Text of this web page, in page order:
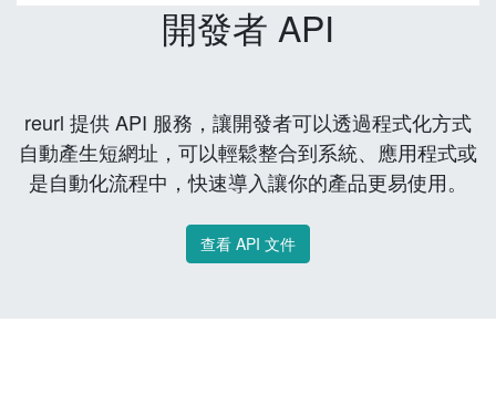
開發者 API
reurl 提供 API 服務，讓開發者可以透過程式化方式
自動產生短網址，可以輕鬆整合到系統、應用程式或
是自動化流程中，快速導入讓你的產品更易使用。
查看 API 文件